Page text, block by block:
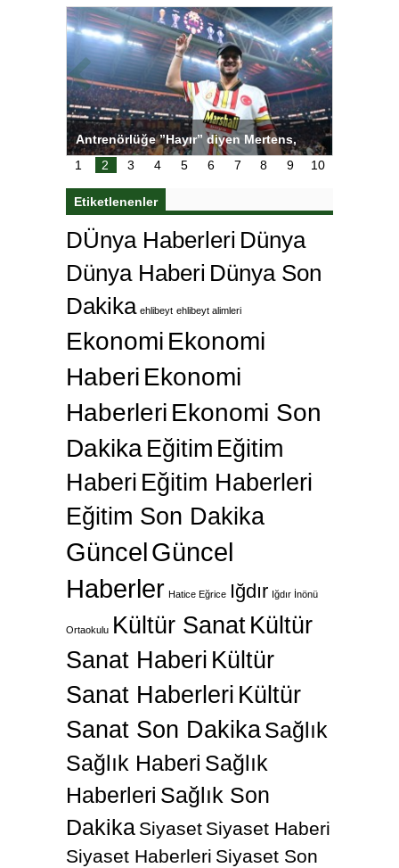
Antrenörlüğe ”Hayır” diyen Mertens,
Galatasaray’dan bakın ne istedi
1
2 3 4 5 6 7 8 9 10
Etiketlenenler
DÜnya Haberleri Dünya
Dünya Haberi Dünya Son
Dakika ehlibeyt ehlibeyt alimleri
Ekonomi Ekonomi
Haberi Ekonomi
Haberleri Ekonomi Son
Dakika Eğitim Eğitim
Haberi Eğitim Haberleri
Eğitim Son Dakika
GüncelGüncel
Haberler Hatice Eğrice Iğdır Iğdır İnönü
Ortaokulu Kültür SanatKültür
Sanat Haberi Kültür
Sanat Haberleri Kültür
Sanat Son DakikaSağlık
Sağlık Haberi Sağlık
Haberleri Sağlık Son
Dakika Siyaset Siyaset Haberi
Siyaset Haberleri Siyaset Son